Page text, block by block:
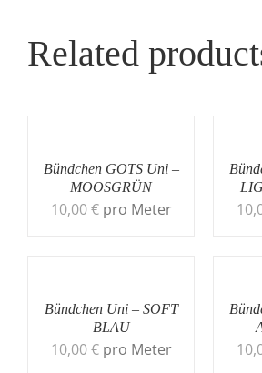
Related
Bündchen GOTS Uni –
MOOSGRÜN
10,00€ pro Meter
Bündchen Uni – SOFT
BLAU
10,00€ pro Meter